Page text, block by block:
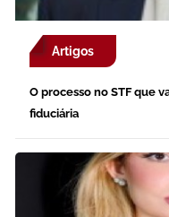
Artigos
O processo no STF que
fiduciária